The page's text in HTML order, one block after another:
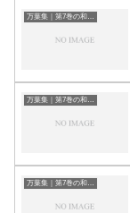
万葉集｜第7巻の和歌一覧
万葉集｜第7巻の和歌一覧
万葉集｜第7巻の和歌一覧